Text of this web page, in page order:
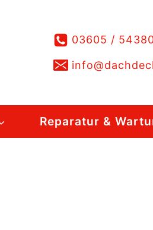
03605 /
Reparatur &